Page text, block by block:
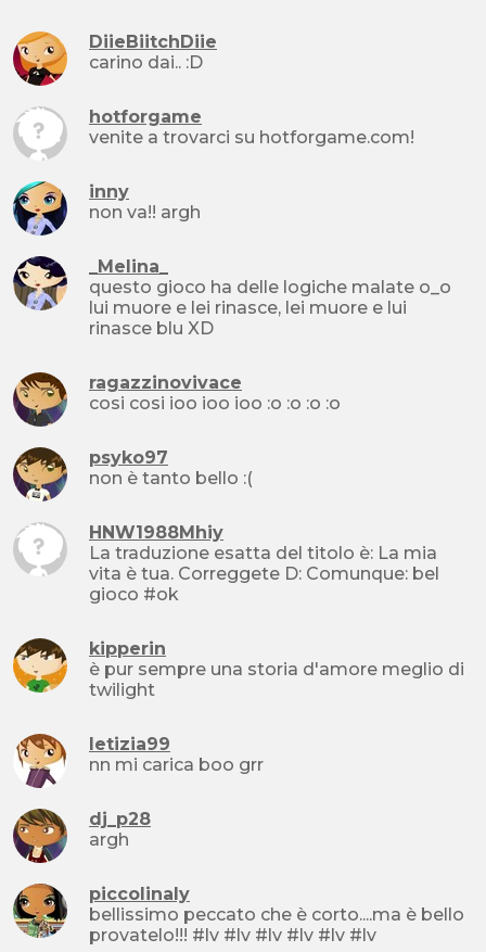
DiieBiitchDiie
carino dai.. :D
hotforgame
venite a trovarci su hotforgame.com!
inny
non va!! argh
_Melina_
questo gioco ha delle logiche malate o_o
lui muore e lei rinasce, lei muore e lui
rinasce blu XD
ragazzinovivace
cosi cosi ioo ioo ioo :o :o :o :o
psyko97
non è tanto bello :(
HNW1988Mhiy
La traduzione esatta del titolo è: La mia
vita è tua. Correggete D: Comunque: bel
gioco #ok
kipperin
è pur sempre una storia d'amore meglio di
twilight
letizia99
nn mi carica boo grr
dj_p28
argh
piccolinaly
bellissimo peccato che è corto....ma è bello
provatelo!!! #lv #lv #lv #lv #lv #lv